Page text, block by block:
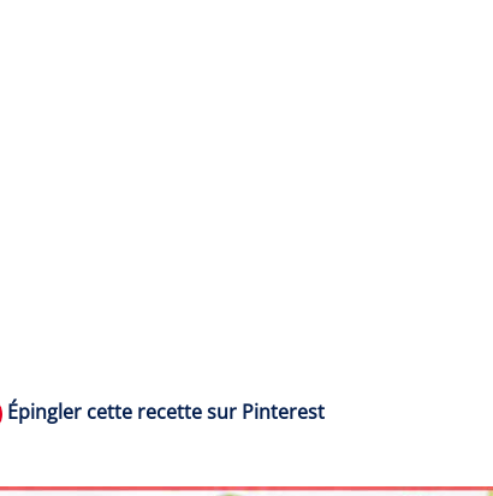
Épingler cette recette sur Pinterest